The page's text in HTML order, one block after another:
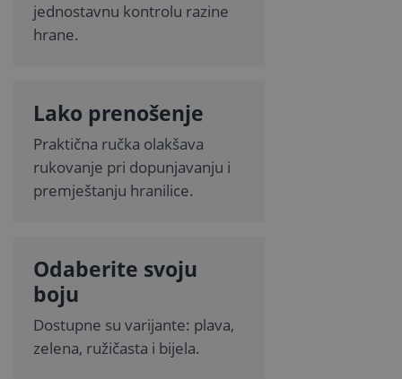
jednostavnu kontrolu razine
hrane.
Lako prenošenje
Praktična ručka olakšava
rukovanje pri dopunjavanju i
premještanju hranilice.
Odaberite svoju
boju
Dostupne su varijante: plava,
zelena, ružičasta i bijela.